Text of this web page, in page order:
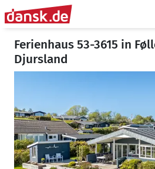
Ferienhaus 53-3615 in
Djursland